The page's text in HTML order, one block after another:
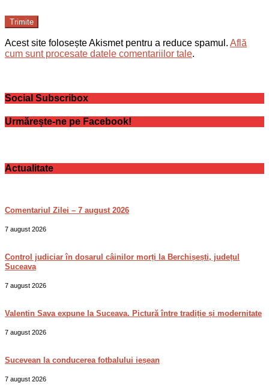
Trimite
Acest site folosește Akismet pentru a reduce spamul. Află
cum sunt procesate datele comentariilor tale.
Social Subscribox
Urmărește-ne pe Facebook!
Actualitate
Comentariul Zilei – 7 august 2026
7 august 2026
Control judiciar în dosarul câinilor morți la Berchișești, județul
Suceava
7 august 2026
Valentin Sava expune la Suceava. Pictură între tradiție și modernitate
7 august 2026
Sucevean la conducerea fotbalului ieșean
7 august 2026